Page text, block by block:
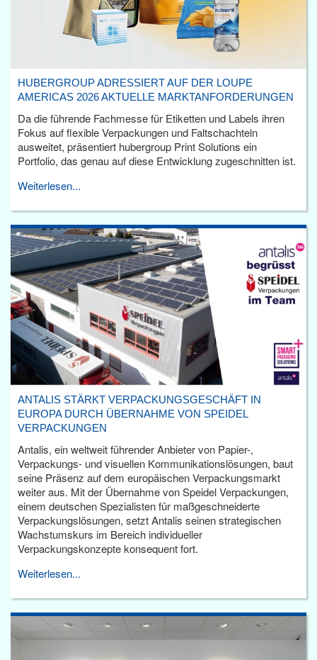
HUBERGROUP ADRESSIERT AUF DER LOUPE
AMERICAS 2026 AKTUELLE MARKTANFORDERUNGEN
Da die führende Fachmesse für Etiketten und Labels ihren
Fokus auf flexible Verpackungen und Faltschachteln
ausweitet, präsentiert hubergroup Print Solutions ein
Portfolio, das genau auf diese Entwicklung zugeschnitten ist.
Weiterlesen...
ANTALIS STÄRKT VERPACKUNGSGESCHÄFT IN
EUROPA DURCH ÜBERNAHME VON SPEIDEL
VERPACKUNGEN
Antalis, ein weltweit führender Anbieter von Papier-,
Verpackungs- und visuellen Kommunikationslösungen, baut
seine Präsenz auf dem europäischen Verpackungsmarkt
weiter aus. Mit der Übernahme von Speidel Verpackungen,
einem deutschen Spezialisten für maßgeschneiderte
Verpackungslösungen, setzt Antalis seinen strategischen
Wachstumskurs im Bereich individueller
Verpackungskonzepte konsequent fort.
Weiterlesen...